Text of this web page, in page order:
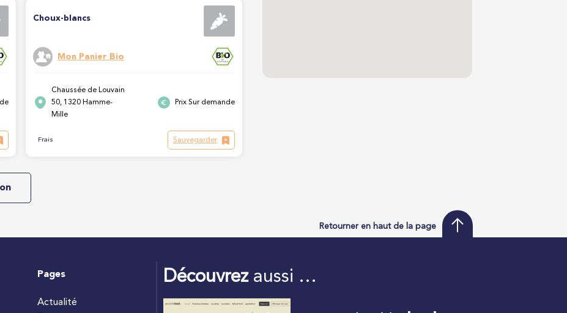
Choux-blancs
Mon Panier Bio
Chaussée de Louvain
50, 1320 Hamme-
Mille
Prix Sur demande
Frais Sauvegarder
Retourner en haut de la page
Pages
Actualité
Découvrezaussi …